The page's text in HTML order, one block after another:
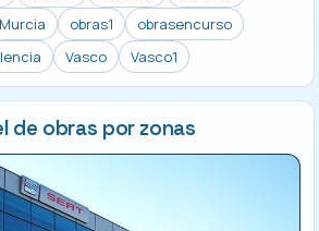
Murcia obras1
obrasencurso
Vasco Vasco1
de obras por zonas